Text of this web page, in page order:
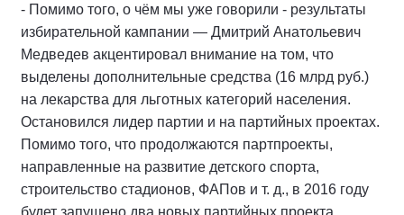
- Помимо того, о чём мы уже говорили - результаты
избирательной кампании — Дмитрий Анатольевич
Медведев акцентировал внимание на том, что
выделены дополнительные средства (16 млрд руб.)
на лекарства для льготных категорий населения.
Остановился лидер партии и на партийных проектах.
Помимо того, что продолжаются партпроекты,
направленные на развитие детского спорта,
строительство стадионов, ФАПов и т. д., в 2016 году
будет запущено два новых партийных проекта.